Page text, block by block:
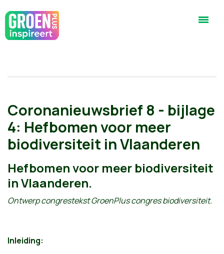
Coronanieuwsbrief 8 - bijlage
4: Hefbomen voor meer
biodiversiteit in Vlaanderen
Hefbomen voor meer biodiversiteit
in Vlaanderen.
Ontwerp congrestekst GroenPlus congres biodiversiteit.
Inleiding: